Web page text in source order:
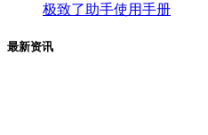
极致了助手使用手册
最新资讯